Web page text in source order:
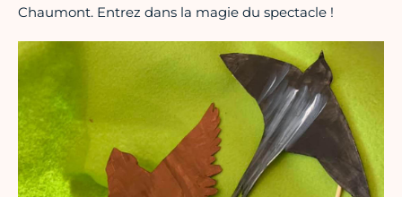
Chaumont. Entrez dans la magie du spectacle !